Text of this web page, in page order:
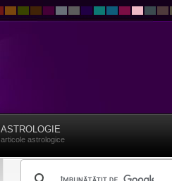
ASTROLOGIE
articole astrologice